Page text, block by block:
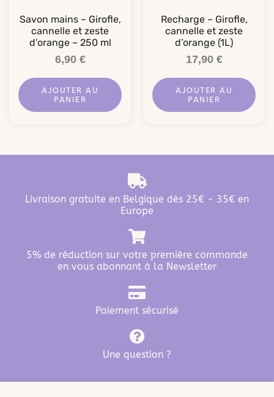
Savon mains – Girofle,
cannelle et zeste
d’orange – 250 ml
6,90 €
AJOUTER AU
PANIER
Recharge – Girofle,
cannelle et zeste
d’orange (1L)
17,90 €
AJOUTER AU
PANIER
Livraison gratuite en Belgique dès 25€ - 35€ en
Europe
5% de réduction sur votre première commande
en vous abonnant à la Newsletter
Paiement sécurisé
Une question ?